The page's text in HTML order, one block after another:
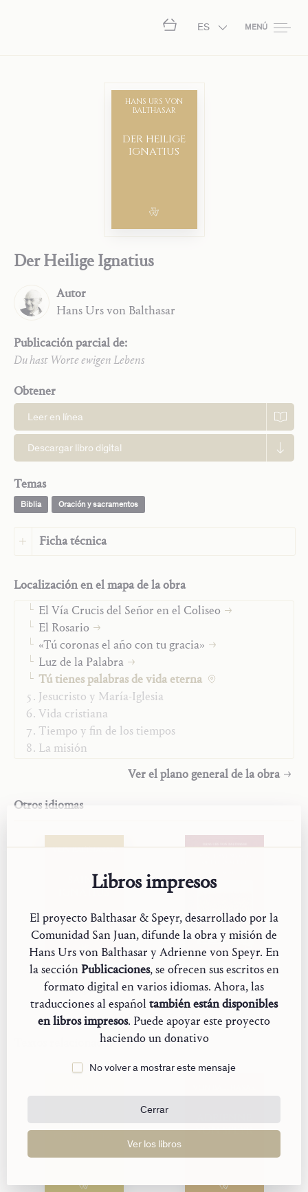
ES MENÚ
DER HEILIGE
IGNATIUS
HANS URS VON
BALTHASAR
Der Heilige Ignatius
Autor
Hans Ursvon Balthasar
Publicación parcial de:
Du hast Worte ewigen Lebens
Obtener
Leer en línea
Descargar libro digital
Temas
Biblia Oración y sacramentos
Ficha técnica
Idioma original: Alemán
Editorial: Saint John Publications
Año: 2022
Tipo: Fragmento
Localización en el mapa de la obra
Trilogía
Ensayos teológicos
Monografías
Palabra de Dios y oración contemplativa
Meditar cristianamente
Rey David
«Venid y ved»
San Pablo lucha con su comunidad
El libro del Cordero
El Vía Crucis del Señor en el Coliseo
El Rosario
«Tú coronas el año con tu gracia»
Luz de la Palabra
Tú tienes palabras de vida eterna
Jesucristo y María-Iglesia
Vida cristiana
Tiempo y fin de los tiempos
La misión
Ver el plano general de la obra
Otros idiomas
SAINT
IGNATIUS
VON BALTHASAR
Fragmento
Saint Ignatius
Libro
You Have Words of Eternal Life
Textos relacionados
UNA
VON SPEYR
Libros impresos
El proyecto Balthasar & Speyr, desarrollado por la
Comunidad San Juan, difunde la obra y misión de
Hans Urs von Balthasar y Adrienne von Speyr. En
la secciónPublicaciones, se ofrecen sus escritos en
formato digital en varios idiomas. Ahora, las
traducciones al españoltambién están disponibles
en libros impresos. Puede apoyar este proyecto
haciendo un donativo
No volver a mostrar este mensaje
Cerrar
Ver los libros